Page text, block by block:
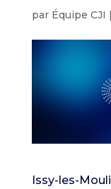
par Équipe CJI |
Issy-les-